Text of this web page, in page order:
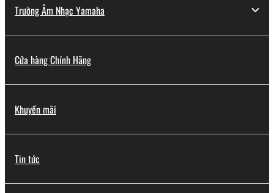
Trường Âm Nhạc Yamaha
Cửa hàng Chính Hãng
Khuyến mãi
Tin tức